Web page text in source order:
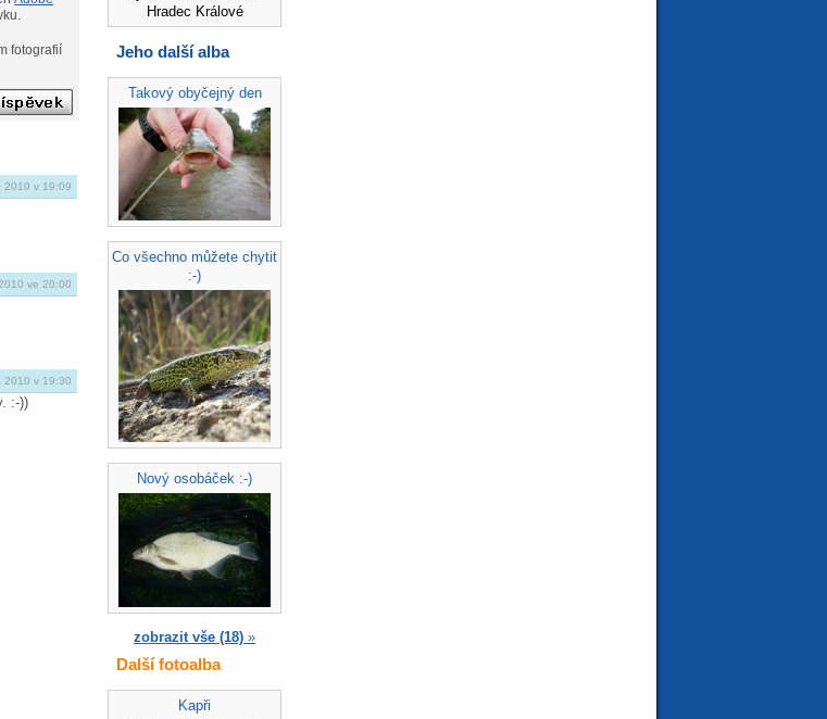
2010 v 19:09
ve 20:00
2010 v 19:30
:-))
Hradec Králové
Jeho další alba
Takový obyčejný den
Co všechno můžete chytit
:-)
Nový osobáček :-)
zobrazit vše (18) »
Další fotoalba
Kapři